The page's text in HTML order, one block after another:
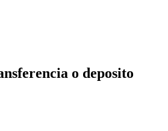
o deposito